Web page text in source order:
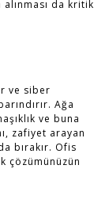
da kritik
ve siber
Ağa
ve buna
zafiyet arayan
bırakır. Ofis
çözümünüzün